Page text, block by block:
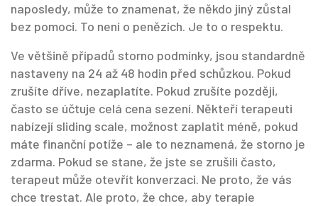
naposledy, může to znamenat, že někdo jiný zůstal
bez pomoci. To není o penězích. Je to o respektu.
Ve většině případů storno podmínky, jsou standardně
nastaveny na 24 až 48 hodin před schůzkou. Pokud
zrušíte dříve, nezaplatíte. Pokud zrušíte později,
často se účtuje celá cena sezení. Někteří terapeuti
nabízejí sliding scale, možnost zaplatit méně, pokud
máte finanční potíže – ale to neznamená, že storno je
zdarma. Pokud se stane, že jste se zrušili často,
terapeut může otevřít konverzaci. Ne proto, že vás
chce trestat. Ale proto, že chce, aby terapie